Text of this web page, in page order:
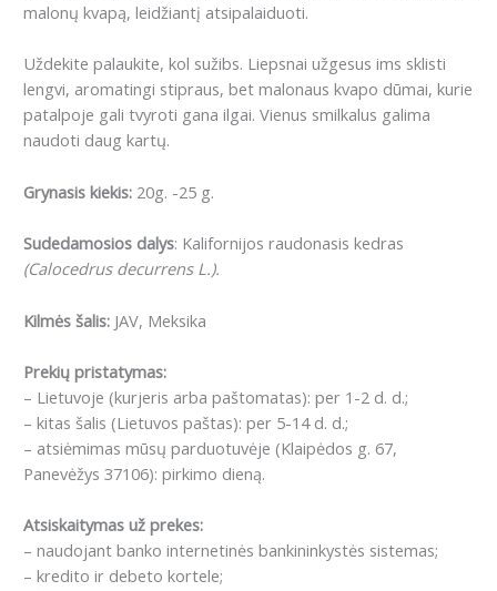
malonų kvapą, leidžiantį atsipalaiduoti.
Uždekite palaukite, kol sužibs. Liepsnai užgesus ims sklisti
lengvi, aromatingi stipraus, bet malonaus kvapo dūmai, kurie
patalpoje gali tvyroti gana ilgai. Vienus smilkalus galima
naudoti daug kartų.
Grynasis kiekis: 20g. -25 g.
Sudedamosios dalys: Kalifornijos raudonasis kedras
(Calocedrus decurrens L.).
Kilmės šalis: JAV, Meksika
Prekių pristatymas:
– Lietuvoje (kurjeris arba paštomatas): per 1-2 d. d.;
– kitas šalis (Lietuvos paštas): per 5-14 d. d.;
– atsiėmimas mūsų parduotuvėje (Klaipėdos g. 67,
Panevėžys 37106): pirkimo dieną.
Atsiskaitymas už prekes:
– naudojant banko internetinės bankininkystės sistemas;
– kredito ir debeto kortele;